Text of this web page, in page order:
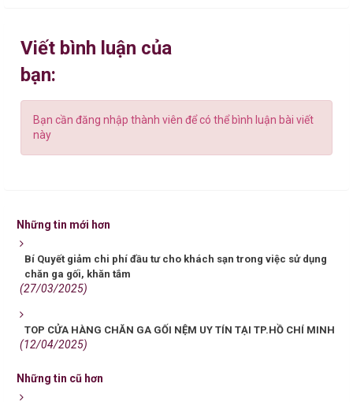
Viết bình luận của
bạn:
Bạn cần đăng nhập thành viên để có thể bình luận bài viết
này
Những tin mới hơn
Bí Quyết giảm chi phí đầu tư cho khách sạn trong việc sử dụng
chăn ga gối, khăn tắm
(27/03/2025)
TOP CỬA HÀNG CHĂN GA GỐI NỆM UY TÍN TẠI TP.HỒ CHÍ MINH
(12/04/2025)
Những tin cũ hơn